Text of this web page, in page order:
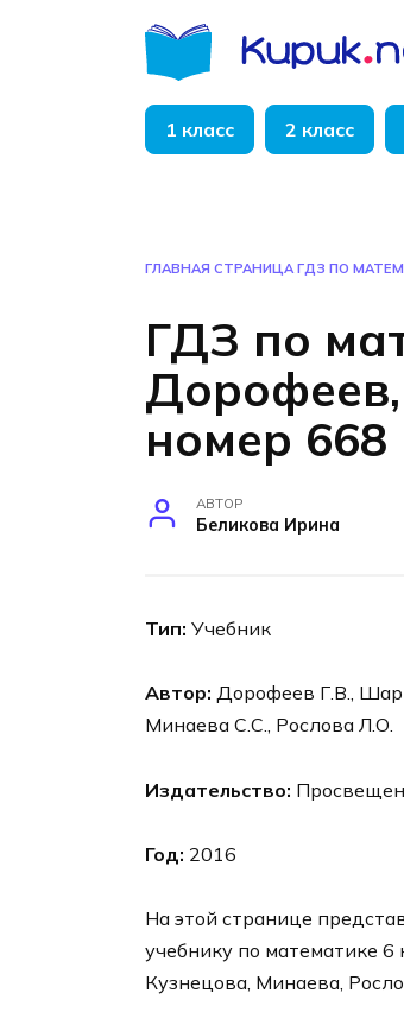
1 класс 2 класс
ГЛАВНАЯ СТРАНИЦА ГДЗ ПО
ГДЗ по
номер 668
АВТОР
Беликова Ирина
Тип: Учебник
Автор: Дорофеев Г.В.,
Минаева С.С., Рослова Л.О.
Издательство:
Год: 2016
На этой странице
учебнику по математике
Кузнецова, Минаева,